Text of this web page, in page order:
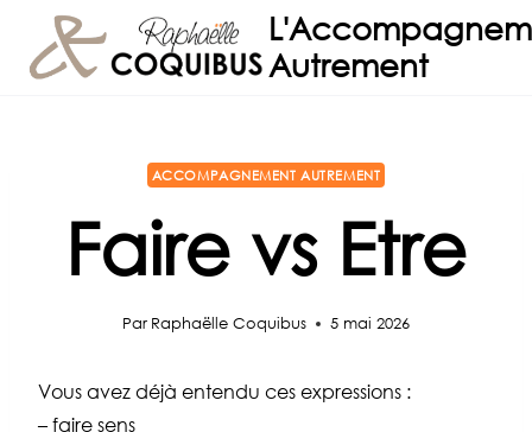
contenu
Autrement
ACCOMPAGNEMENT AUTREMENT
Faire vs Etre
Par Raphaëlle Coquibus 5 mai 2026
Vous avez déjà entendu ces expressions :
– faire sens